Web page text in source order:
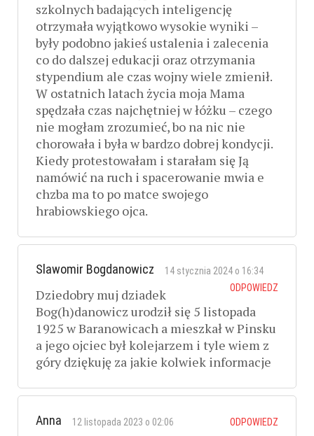
szkolnych badających inteligencję
otrzymała wyjątkowo wysokie wyniki –
były podobno jakieś ustalenia i zalecenia
co do dalszej edukacji oraz otrzymania
stypendium ale czas wojny wiele zmienił.
W ostatnich latach życia moja Mama
spędzała czas najchętniej w łóżku – czego
nie mogłam zrozumieć, bo na nic nie
chorowała i była w bardzo dobrej kondycji.
Kiedy protestowałam i starałam się Ją
namówić na ruch i spacerowanie mwia e
chzba ma to po matce swojego
hrabiowskiego ojca.
Slawomir Bogdanowicz
14 stycznia 2024 o 16:34
ODPOWIEDZ
Dziedobry muj dziadek
Bog(h)danowicz urodził się 5 listopada
1925 w Baranowicach a mieszkał w Pinsku
a jego ojciec był kolejarzem i tyle wiem z
góry dziękuję za jakie kolwiek informacje
Anna 12 listopada 2023 o 02:06 ODPOWIEDZ